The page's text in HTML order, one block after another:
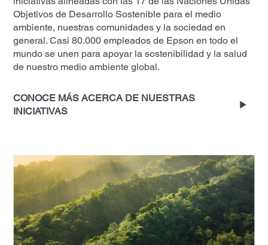
Objetivos de Desarrollo Sostenible para el medio
ambiente, nuestras comunidades y la sociedad en
general. Casi 80.000 empleados de Epson en todo el
mundo se unen para apoyar la sostenibilidad y la salud
de nuestro medio ambiente global.
CONOCE MÁS ACERCA DE NUESTRAS
INICIATIVAS